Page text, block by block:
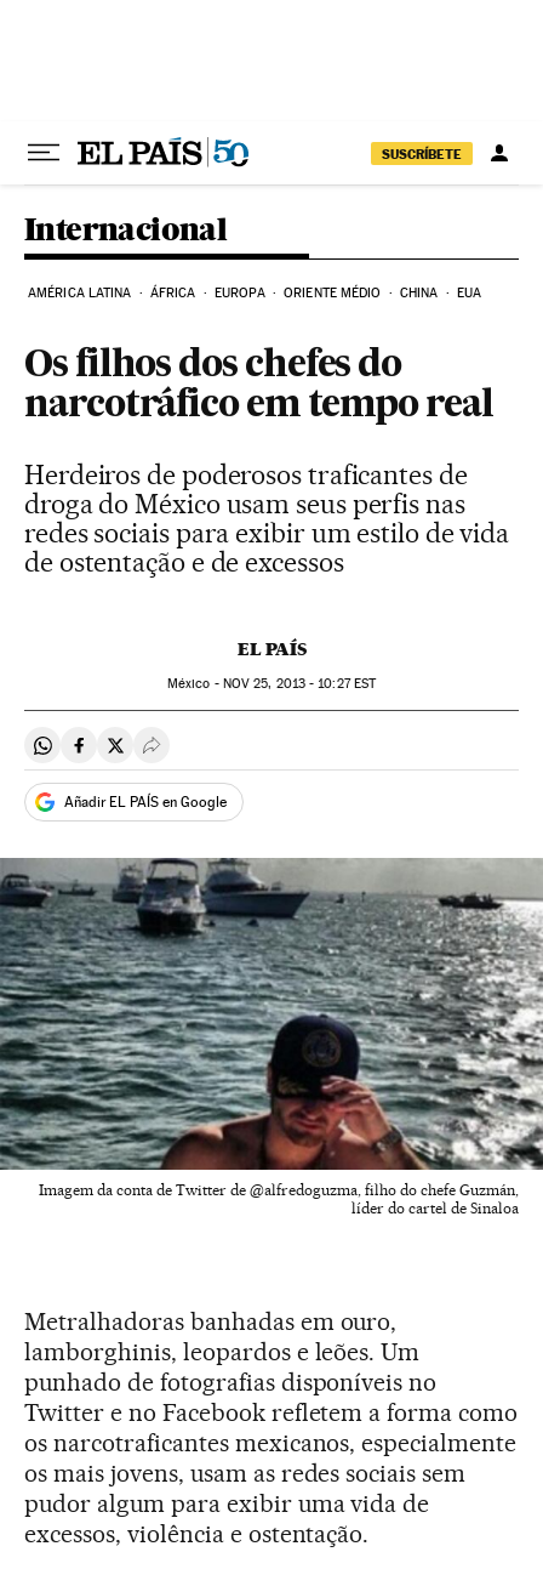
SUSCRÍBETE
Internacional
AMÉRICA LATINA ÁFRICA EUROPA ORIENTE MÉDIO CHINA EUA
Os filhos dos chefes do
narcotráfico em tempo real
Herdeiros de poderosos traficantes de
droga do México usam seus perfis nas
redes sociais para exibir um estilo de vida
de ostentação e de excessos
EL PAÍS
México - NOV 25, 2013 - 10:27EST
Compartir en Whatsapp
Compartir en Facebook
Compartir en Twitter
Desplegar Redes Sociales
Añadir EL PAÍS en Google
Imagem da conta de Twitter de @alfredoguzma, filho do chefe Guzmán,
líder do cartel de Sinaloa
Metralhadoras banhadas em ouro,
lamborghinis, leopardos e leões. Um
punhado de fotografias disponíveis no
Twitter e no Facebook refletem a forma como
os narcotraficantes mexicanos, especialmente
os mais jovens, usam as redes sociais sem
pudor algum para exibir uma vida de
excessos, violência e ostentação.